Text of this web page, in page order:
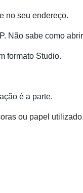
no seu endereço.
Não sabe como
formato Studio.
é a parte.
ou papel utilizado.